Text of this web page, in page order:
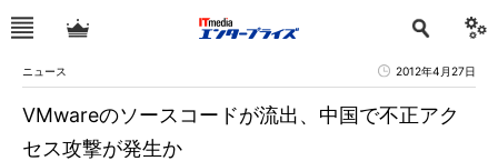
ニュース 2012年4月27日
VMwareのソースコードが流出、中国で不正アク
セス攻撃が発生か